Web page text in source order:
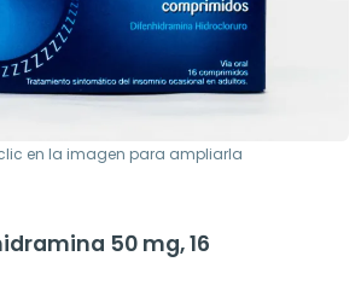
en la imagen para ampliarla
50 mg, 16